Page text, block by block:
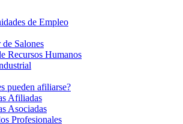
de Empleo
Salones
Recursos Humanos
pueden afiliarse?
Afiliadas
Asociadas
Profesionales